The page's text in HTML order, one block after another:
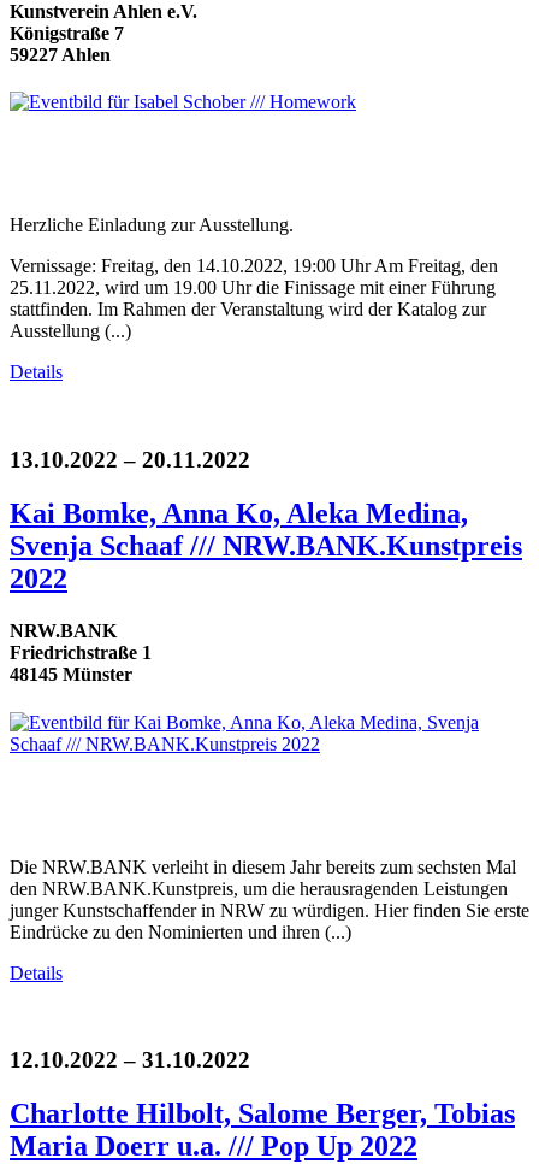
Kunstverein Ahlen e.V.
Königstraße 7
59227 Ahlen
Herzliche Einladung zur Ausstellung.
Vernissage: Freitag, den 14.10.2022, 19:00 Uhr Am Freitag, den
25.11.2022, wird um 19.00 Uhr die Finissage mit einer Führung
stattfinden. Im Rahmen der Veranstaltung wird der Katalog zur
Ausstellung (...)
Details
13.10.2022 – 20.11.2022
Kai Bomke, Anna Ko, Aleka Medina,
Svenja Schaaf /// NRW.BANK.Kunstpreis
2022
NRW.BANK
Friedrichstraße 1
48145 Münster
Die NRW.BANK verleiht in diesem Jahr bereits zum sechsten Mal
den NRW.BANK.Kunstpreis, um die herausragenden Leistungen
junger Kunstschaffender in NRW zu würdigen. Hier finden Sie erste
Eindrücke zu den Nominierten und ihren (...)
Details
12.10.2022 – 31.10.2022
Charlotte Hilbolt, Salome Berger, Tobias
Maria Doerr u.a. /// Pop Up 2022